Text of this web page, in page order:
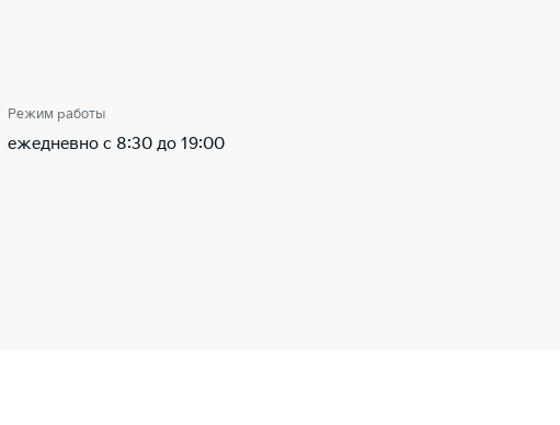
Режим работы
ежедневно с 8:30 до 19:00